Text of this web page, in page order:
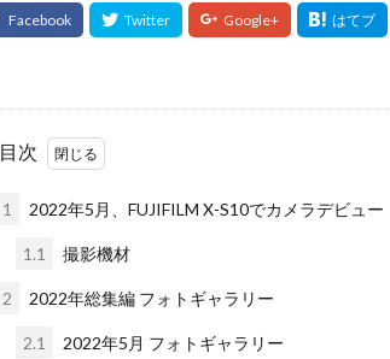
目次
1 2022年5月、FUJIFILM X-S10でカメラデビュー
1.1 撮影機材
2 2022年総集編 フォトギャラリー
2.1 2022年5月 フォトギャラリー